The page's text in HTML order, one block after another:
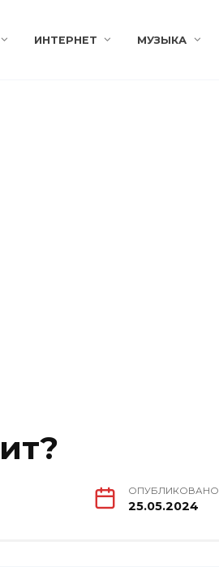
ИНТЕРНЕТ МУЗЫКА
ОПУБЛИКОВАНО
25.05.2024